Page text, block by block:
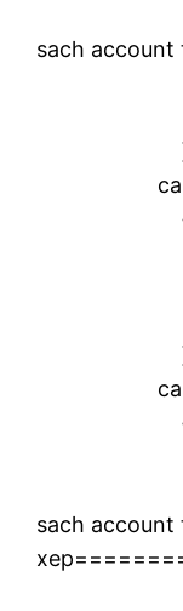
sach
case
case
sach account